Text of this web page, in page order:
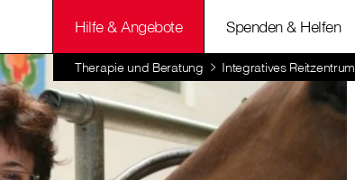
Hilfe & Angebote Spenden & Helfen
Therapie und Beratung Integratives Reitzentrum